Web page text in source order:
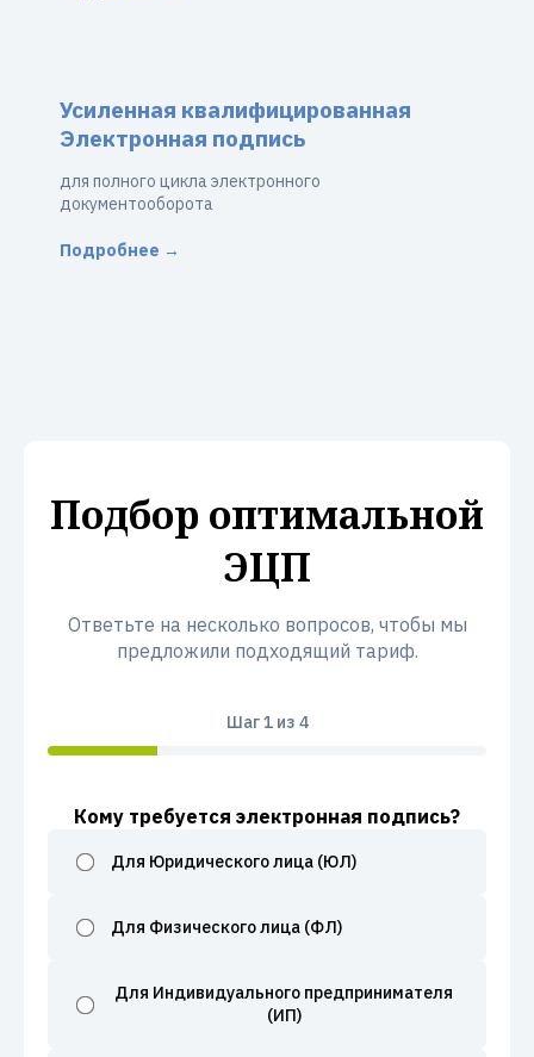
Усиленная квалифицированная
Электронная подпись
для полного цикла электронного
документооборота
Подробнее →
Подбор оптимальной
ЭЦП
Ответьте на несколько вопросов, чтобы мы
предложили подходящий тариф.
Шаг1из 4
Кому требуется электронная подпись?
Для Юридического лица (ЮЛ)
Для Физического лица (ФЛ)
Для Индивидуального предпринимателя
(ИП)